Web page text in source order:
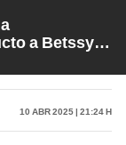
a Betssy
Guion con
10 Abr 2025 | 21:24 h